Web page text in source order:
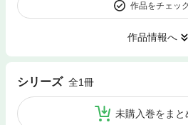
作品をチェッ
作品情報へ
シリーズ 全1冊
未購入巻をまと